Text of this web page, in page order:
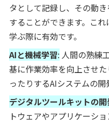
タとして記録し、その動
することができます。こ
学ぶ際に有効です。
AIと機械学習: 人間の熟練
基に作業効率を向上させ
ったりするAIシステムの開
デジタルツールキットの
トウェアやアプリケーシ